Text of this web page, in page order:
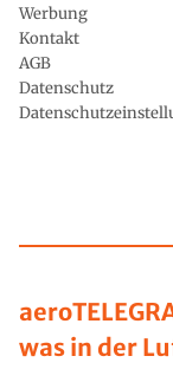
was in der
Werbung
Kontakt
AGB
Datenschutz